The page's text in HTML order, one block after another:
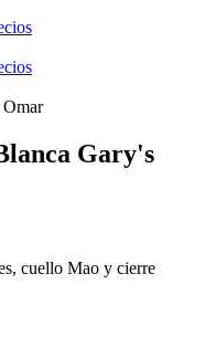
Gary's
cuello Mao y cierre